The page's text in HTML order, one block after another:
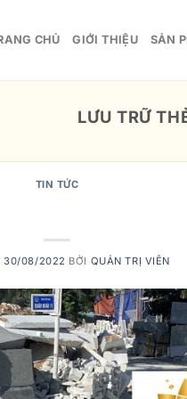
CHỦ GIỚI THIỆU SẢN
LƯU TRỮ
TIN TỨC
30/08/2022 BỞI QUẢN TRỊ VIÊN